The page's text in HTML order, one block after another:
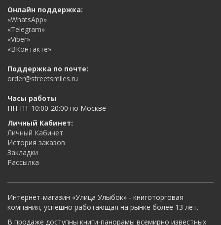
Онлайн поддержка:
«WhatsApp»
«Telegram»
«Viber»
«ВКонтакте»
Поддержка по почте:
order@streetsmiles.ru
Часы работы
ПН-ПТ 10:00-20:00 по Москве
Личный Кабинет:
Личный Кабинет
История заказов
Закладки
Рассылка
Интернет-магазин «Улица Улыбок» - книготорговая
компания, успешно работающая на рынке более 13 лет.
В продаже доступны книги-панорамы всемирно известных